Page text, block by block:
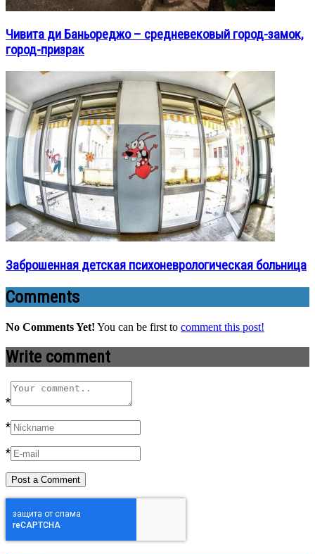
Чивита ди Баньореджо – средневековый город-замок,
город-призрак
Заброшенная детская психоневрологическая больница
Comments
No Comments Yet! You can be first to comment this post!
Write comment
*
*
*